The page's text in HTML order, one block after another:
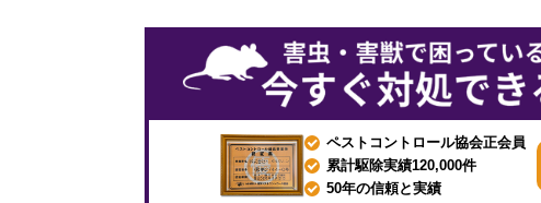
ペストコントロール協会正会員
累計駆除実績120,000件
50年の信頼と実績